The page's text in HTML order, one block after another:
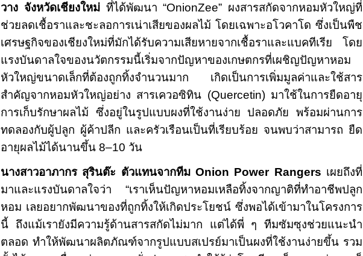
วาง จังหวัดเชียงใหม่ ที่ได้พัฒนา “OnionZee” ผงสารสกัดจากหอมหัวใหญ่ที่
ช่วยลดเชื้อราและชะลอการเน่าเสียของผลไม้ โดยเฉพาะอโวคาโด ซึ่งเป็นพืช
เศรษฐกิจของเชียงใหม่ที่มักได้รับความเสียหายจากเชื้อราและแบคทีเรีย โดย
แรงบันดาลใจของนวัตกรรมนี้เริ่มจากปัญหาของเกษตกรที่เผชิญปัญหาหอม
หัวใหญ่ขนาดเล็กที่ต้องถูกทิ้งจำนวนมาก เกิดเป็นการเพิ่มมูลค่าและใช้สาร
สำคัญจากหอมหัวใหญ่อย่าง สารเควอซิทิน (Quercetin) มาใช้ในการยืดอายุ
การเก็บรักษาผลไม้ ซึ่งอยู่ในรูปแบบผงที่ใช้งานง่าย ปลอดภัย พร้อมผ่านการ
ทดลองกับผู้ปลูก ผู้ค้าปลีก และครัวเรือนเป็นที่เรียบร้อย จนพบว่าสามารถ ยืด
อายุผลไม้ได้นานขึ้น 8–10 วัน
นางสาวอาภากร สุรินต๊ะ ตัวแทนจากทีม Onion Power Rangers เผยถึงที่
มาและแรงบันดาลใจว่า “เราเห็นปัญหาหอมเหลือทิ้งจากญาติที่ทำอาชีพปลูก
หอม เลยอยากพัฒนาของที่ถูกทิ้งให้เกิดประโยชน์ ซึ่งพอได้เข้ามาในโครงการ
นี้ ถึงแม้เรายังมีความรู้ด้านสารสกัดไม่มาก แต่ได้พี่ ๆ ทีมซัมซุงช่วยแนะนำ
ตลอด ทำให้พัฒนาผลิตภัณฑ์จากรูปแบบสเปรย์มาเป็นผงที่ใช้งานง่ายขึ้น รวม